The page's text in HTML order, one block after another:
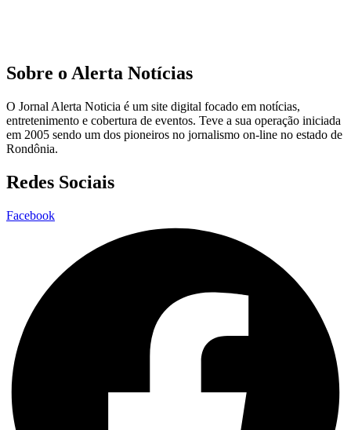
Sobre o Alerta Notícias
O Jornal Alerta Noticia é um site digital focado em notícias,
entretenimento e cobertura de eventos. Teve a sua operação iniciada
em 2005 sendo um dos pioneiros no jornalismo on-line no estado de
Rondônia.
Redes Sociais
Facebook